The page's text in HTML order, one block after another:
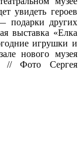
увидеть героев
подарки других
выставка «Елка
игрушки и
нового музея
// Фото Сергея